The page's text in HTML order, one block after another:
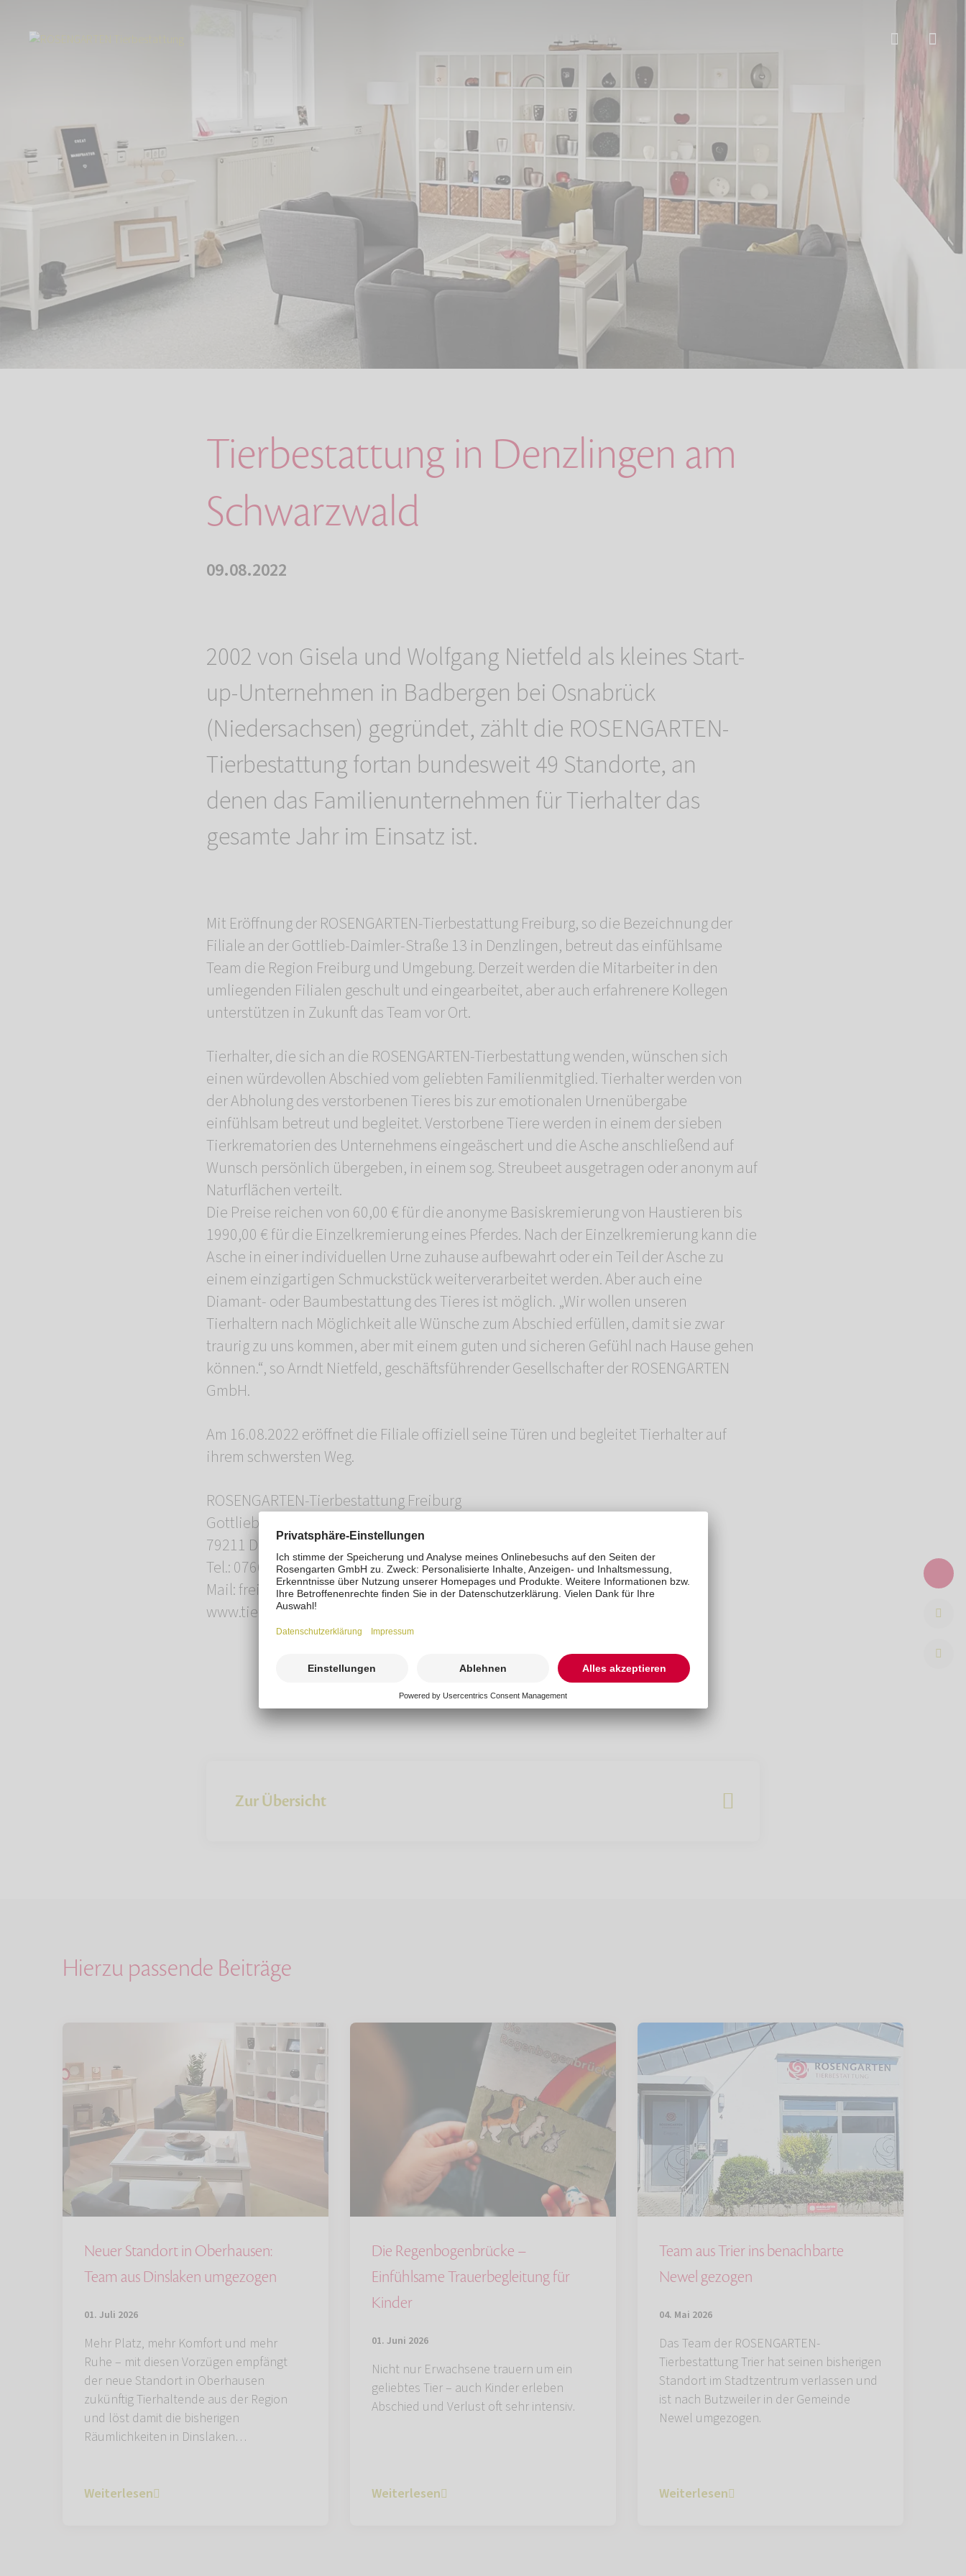
Tierbestattung in Denzlingen am
Schwarzwald
09.08.2022
2002 von Gisela und Wolfgang Nietfeld als kleines Start-
up-Unternehmen in Badbergen bei Osnabrück
(Niedersachsen) gegründet, zählt die ROSENGARTEN-
Tierbestattung fortan bundesweit 49 Standorte, an
denen das Familienunternehmen für Tierhalter das
gesamte Jahr im Einsatz ist.
Mit Eröffnung der ROSENGARTEN-Tierbestattung Freiburg, so die Bezeichnung der
Filiale an der Gottlieb-Daimler-Straße 13 in Denzlingen, betreut das einfühlsame
Team die Region Freiburg und Umgebung. Derzeit werden die Mitarbeiter in den
umliegenden Filialen geschult und eingearbeitet, aber auch erfahrenere Kollegen
unterstützen in Zukunft das Team vor Ort.
Tierhalter, die sich an die ROSENGARTEN-Tierbestattung wenden, wünschen sich
einen würdevollen Abschied vom geliebten Familienmitglied. Tierhalter werden von
der Abholung des verstorbenen Tieres bis zur emotionalen Urnenübergabe
einfühlsam betreut und begleitet. Verstorbene Tiere werden in einem der sieben
Tierkrematorien des Unternehmens eingeäschert und die Asche anschließend auf
Wunsch persönlich übergeben, in einem sog. Streubeet ausgetragen oder anonym auf
Naturflächen verteilt.
Die Preise reichen von 60,00 € für die anonyme Basiskremierung von Haustieren bis
1990,00 € für die Einzelkremierung eines Pferdes. Nach der Einzelkremierung kann die
Asche in einer individuellen Urne zuhause aufbewahrt oder ein Teil der Asche zu
einem einzigartigen Schmuckstück weiterverarbeitet werden. Aber auch eine
Diamant- oder Baumbestattung des Tieres ist möglich. „Wir wollen unseren
Tierhaltern nach Möglichkeit alle Wünsche zum Abschied erfüllen, damit sie zwar
traurig zu uns kommen, aber mit einem guten und sicheren Gefühl nach Hause gehen
können.“, so Arndt Nietfeld, geschäftsführender Gesellschafter der ROSENGARTEN
GmbH.
Am 16.08.2022 eröffnet die Filiale offiziell seine Türen und begleitet Tierhalter auf
ihrem schwersten Weg.
ROSENGARTEN-Tierbestattung Freiburg
Gottlieb-Daimler-Straße 13/1
79211 Denzlingen
Tel.: 07666-88 30 550
Mail: freiburg@mein-rosengarten.de
www.tierbestatter-freiburg.de
Zur Übersicht
Hierzu passende Beiträge
Neuer Standort in Oberhausen:
Team aus Dinslaken umgezogen
01. Juli 2026
Mehr Platz, mehr Komfort und mehr
Ruhe – mit diesen Vorzügen empfängt
der neue Standort in Oberhausen
zukünftig Tierhaltende aus der Region
und löst damit die bisherigen
Räumlichkeiten in Dinslaken…
Weiterlesen
Die Regenbogenbrücke –
Einfühlsame Trauerbegleitung für
Kinder
01. Juni 2026
Nicht nur Erwachsene trauern um ein
geliebtes Tier – auch Kinder erleben
Abschied und Verlust oft sehr intensiv.
Weiterlesen
Team aus Trier ins benachbarte
Newel gezogen
04. Mai 2026
Das Team der ROSENGARTEN-
Tierbestattung Trier hat seinen bisherigen
Standort im Stadtzentrum verlassen und
ist nach Butzweiler in der Gemeinde
Newel umgezogen.
Weiterlesen